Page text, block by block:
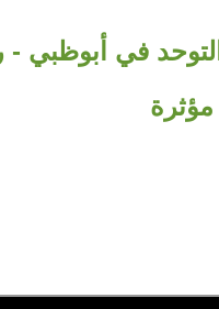
في أبوظبي -